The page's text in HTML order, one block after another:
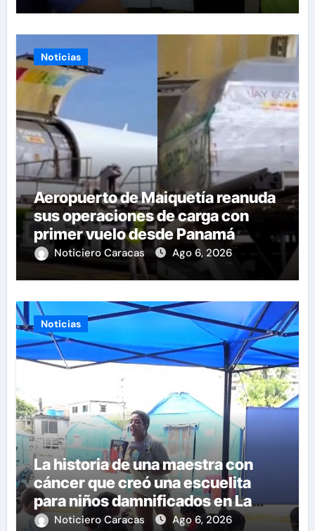
Noticias
Aeropuerto de Maiquetía reanuda
sus operaciones de carga con
primer vuelo desde Panamá
Noticiero Caracas Ago 6, 2026
Noticias
La historia de una maestra con
cáncer que creó una escuelita
para niños damnificados en La
Guaira
Noticiero Caracas Ago 6, 2026